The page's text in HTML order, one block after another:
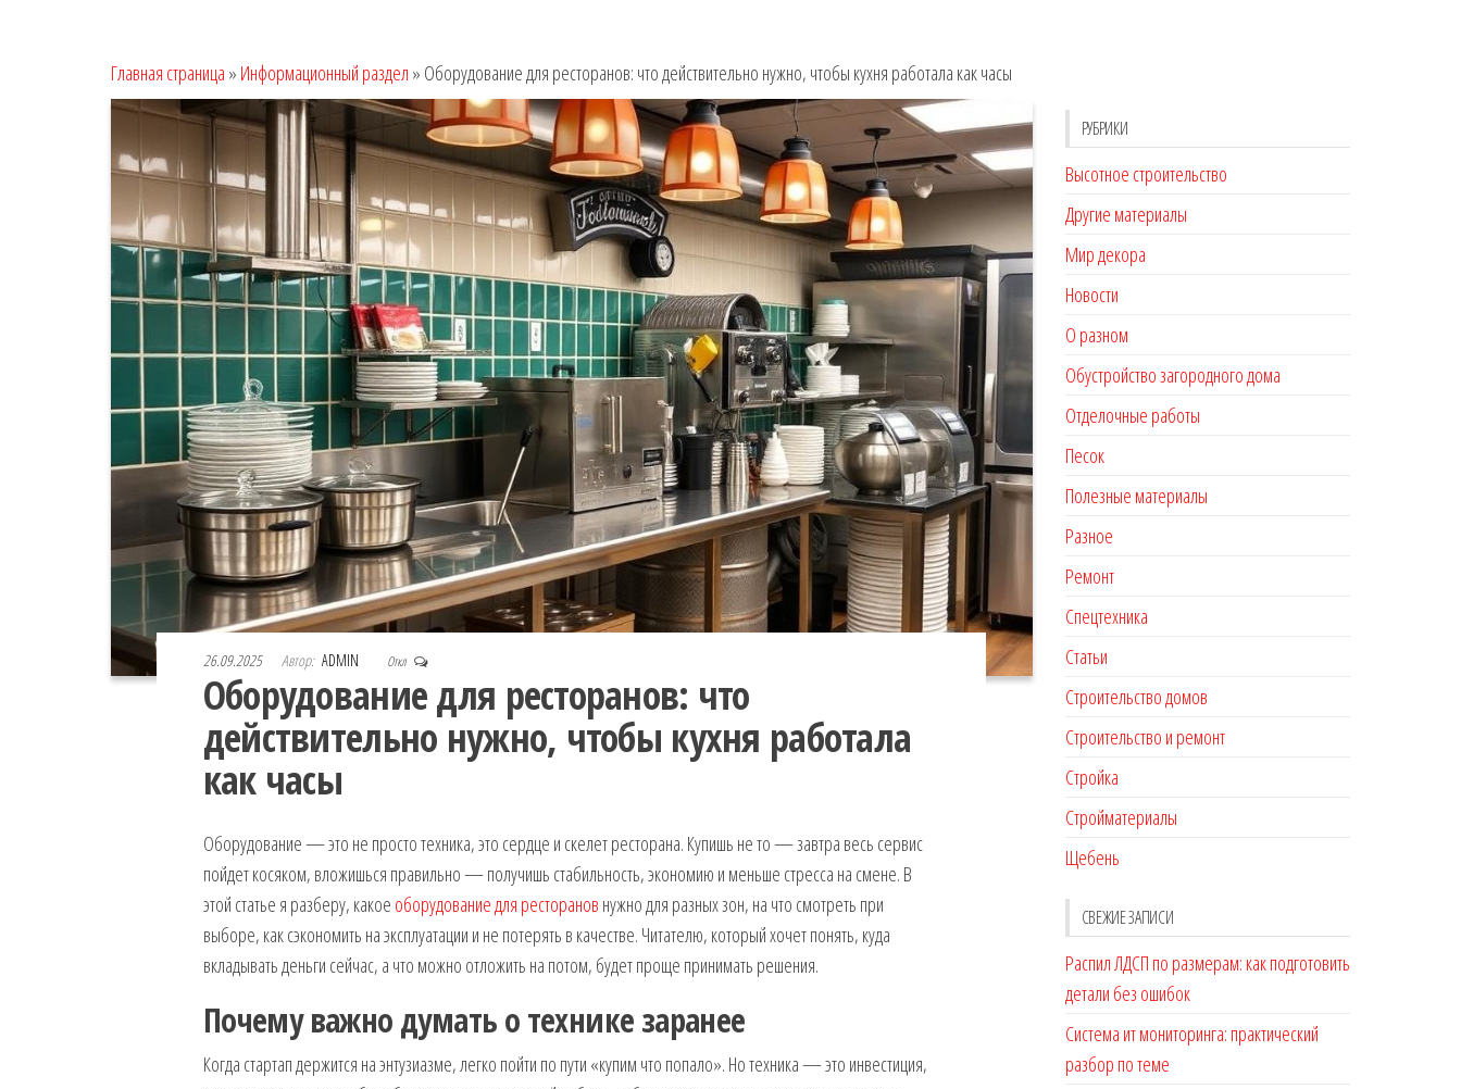
Главная страница » Информационный раздел » Оборудование для ресторанов: что действительно нужно, чтобы кухня работала как часы
26.09.2025 Автор: ADMIN Откл
Оборудование для ресторанов: что
действительно нужно, чтобы кухня работала
как часы
Оборудование — это не просто техника, это сердце и скелет ресторана. Купишь не то — завтра весь сервис
пойдет косяком, вложишься правильно — получишь стабильность, экономию и меньше стресса на смене. В
этой статье я разберу, какое оборудование для ресторанов нужно для разных зон, на что смотреть при
выборе, как сэкономить на эксплуатации и не потерять в качестве. Читателю, который хочет понять, куда
вкладывать деньги сейчас, а что можно отложить на потом, будет проще принимать решения.
Почему важно думать о технике заранее
Когда стартап держится на энтузиазме, легко пойти по пути «купим что попало». Но техника — это инвестиция,
РУБРИКИ
Высотное строительство
Другие материалы
Мир декора
Новости
О разном
Обустройство загородного дома
Отделочные работы
Песок
Полезные материалы
Разное
Ремонт
Спецтехника
Статьи
Строительство домов
Строительство и ремонт
Стройка
Стройматериалы
Щебень
СВЕЖИЕ ЗАПИСИ
Распил ЛДСП по размерам: как подготовить
детали без ошибок
Система ит мониторинга: практический
разбор по теме